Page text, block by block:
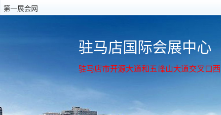
第一展会网
驻马店国际会展中心
驻马店市开源大道和五峰山大道交叉口